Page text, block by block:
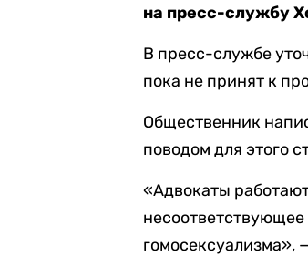
на пресс-службу
В пресс-службе
пока не принят к
Общественник
поводом для этого
«Адвокаты
гомосексуализма»,